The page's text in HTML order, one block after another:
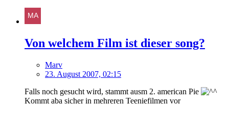
Von welchem Film ist dieser song?
Marv
23. August 2007, 02:15
Falls noch gesucht wird, stammt ausm 2. american Pie
Kommt aba sicher in mehreren Teeniefilmen vor